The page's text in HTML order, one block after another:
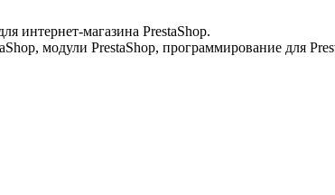
интернет-магазина PrestaShop.
модули PrestaShop, программирование для